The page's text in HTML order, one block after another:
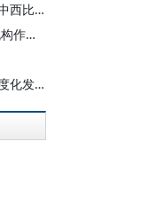
张长东：社会组织参与协商民主的中西比较
许可 叶本乾：充分发挥专门协商机构作用 把强国建设、民族复兴伟业不断推向前进
张树华：推进协商民主广泛多层制度化发展